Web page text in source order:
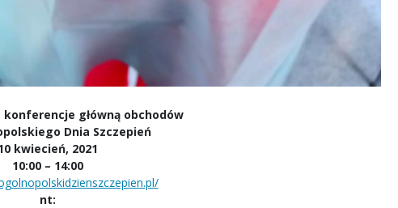
konferencje główną obchodów
Dnia Szczepień
kwiecień, 2021
10:00 – 14:00
nt: